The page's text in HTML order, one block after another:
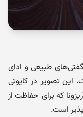
طبیعی و ادای
این تصویر در کایوتی
که برای حفاظت از
است.